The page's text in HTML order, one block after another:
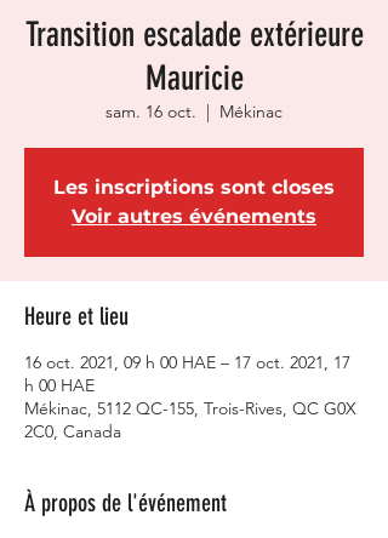
Transition escalade extérieure
Mauricie
sam. 16 oct.
  |
Mékinac
Les inscriptions sont closes
Voir autres événements
Heure et lieu
16 oct. 2021, 09 h 00 HAE – 17 oct. 2021, 17
h 00 HAE
Mékinac, 5112 QC-155, Trois-Rives, QC G0X
2C0, Canada
À propos de l'événement